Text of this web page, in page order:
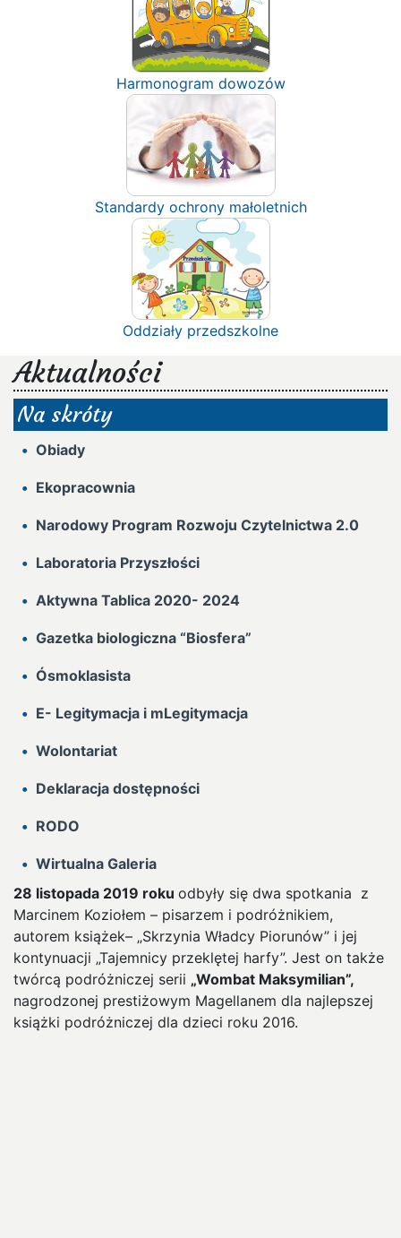
Harmonogram dowozów
Standardy ochrony małoletnich
Oddziały przedszkolne
Aktualności
Na skróty
Obiady
Ekopracownia
Narodowy Program Rozwoju Czytelnictwa 2.0
Laboratoria Przyszłości
Aktywna Tablica 2020- 2024
Gazetka biologiczna “Biosfera”
Ósmoklasista
E- Legitymacja i mLegitymacja
Wolontariat
Deklaracja dostępności
RODO
Wirtualna Galeria
28 listopada 2019 roku odbyły się dwa spotkania z
Marcinem Koziołem – pisarzem i podróżnikiem,
autorem książek– „Skrzynia Władcy Piorunów” i jej
kontynuacji „Tajemnicy przeklętej harfy”. Jest on także
twórcą podróżniczej serii „Wombat Maksymilian”,
nagrodzonej prestiżowym Magellanem dla najlepszej
książki podróżniczej dla dzieci roku 2016.